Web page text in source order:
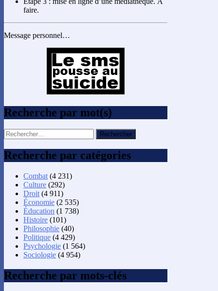
faire.
Message personnel…
Recherche par mot(s)
Rechercher :
Recherche par catégories
Combat (4 231)
Culture (292)
Droit (4 911)
Économie (2 535)
Éducation (1 738)
Histoire (101)
Philosophie (40)
Politique (4 429)
Psychologie (1 564)
Sociologie (4 954)
Recherche par mots-clés